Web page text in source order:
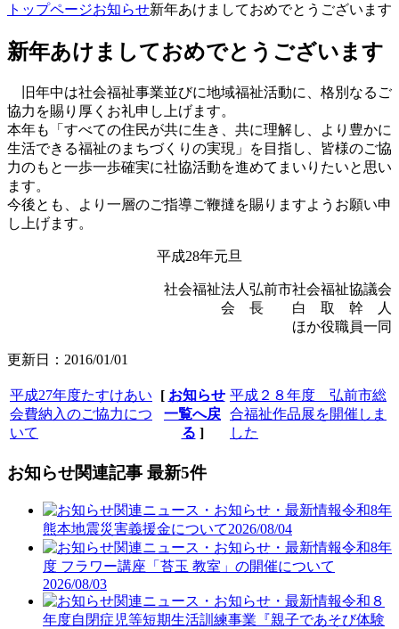
トップページお知らせ新年あけましておめでとうございます
新年あけましておめでとうございます
旧年中は社会福祉事業並びに地域福祉活動に、格別なるご
協力を賜り厚くお礼申し上げます。
本年も「すべての住民が共に生き、共に理解し、より豊かに
生活できる福祉のまちづくりの実現」を目指し、皆様のご協
力のもと一歩一歩確実に社協活動を進めてまいりたいと思い
ます。
今後とも、より一層のご指導ご鞭撻を賜りますようお願い申
し上げます。
平成28年元旦
社会福祉法人弘前市社会福祉協議会
会 長 白 取 幹 人
ほか役職員一同
更新日：2016/01/01
平成27年度たすけあい
会費納入のご協力につ
いて
[ お知らせ
一覧へ戻
る ]
平成２８年度 弘前市総
合福祉作品展を開催しま
した
お知らせ関連記事 最新5件
令和8年
熊本地震災害義援金について2026/08/04
令和8年
度 フラワー講座「苔玉 教室」の開催について
2026/08/03
令和８
年度自閉症児等短期生活訓練事業『親子であそび体験